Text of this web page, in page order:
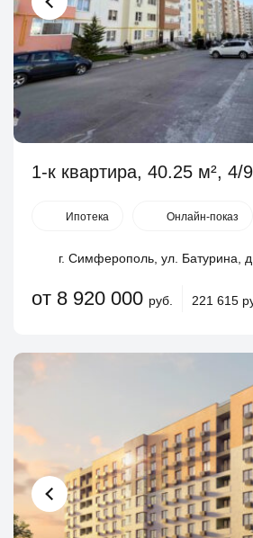
1-к квартира, 40.25 м², 4/9
Ипотека Онлайн-показ
г. Симферополь, ул. Батурина,
от 8 920 000 руб. 221 615